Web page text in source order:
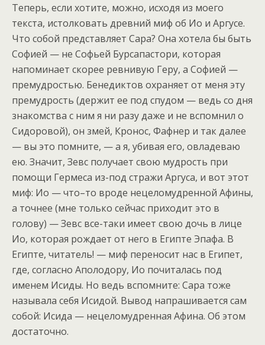
Теперь, если хотите, можно, исходя из моего
текста, истолковать древний миф об Ио и Аргусе.
Что собой представляет Сара? Она хотела бы быть
Софией — не Софьей Бурсапастори, которая
напоминает скорее ревнивую Геру, а Софией —
премудростью. Бенедиктов охраняет от меня эту
премудрость (держит ее под спудом — ведь со дня
знакомства с ним я ни разу даже и не вспомнил о
Сидоровой), он змей, Кронос, Фафнер и так далее
— вы это помните, — а я, убивая его, овладеваю
ею. Значит, Зевс получает свою мудрость при
помощи Гермеса из-под стражи Аргуса, и вот этот
миф: Ио — что–то вроде нецеломудренной Афины,
а точнее (мне только сейчас приходит это в
голову) — Зевс все-таки имеет свою дочь в лице
Ио, которая рождает от него в Египте Эпафа. В
Египте, читатель! — миф переносит нас в Египет,
где, согласно Аполодору, Ио почиталась под
именем Исиды. Но ведь вспомните: Сара тоже
называла себя Исидой. Вывод напрашивается сам
собой: Исида — нецеломудренная Афина. Об этом
достаточно.